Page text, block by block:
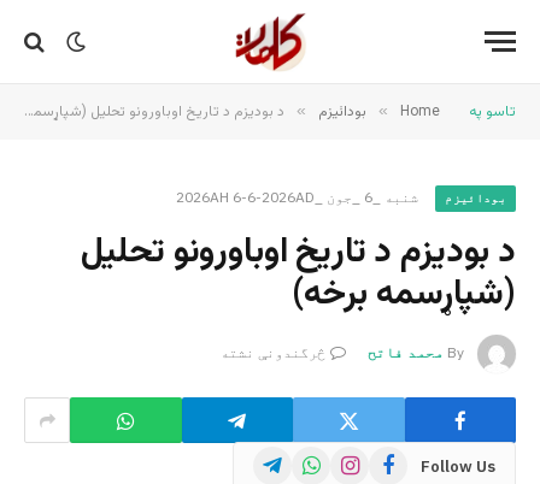
تاسو په Home
» بودائیزم » د بودیزم د تاریخ اوباورونو تحلیل (شپاړسمه برخه)
بودائیزم شنبه _6 _جون _2026AH 6-6-2026AD
د بودیزم د تاریخ اوباورونو تحلیل
(شپاړسمه برخه)
By محمد فاتح څرگندونې نشته
Follow Us
Facebook
Instagram
WhatsApp
Telegram